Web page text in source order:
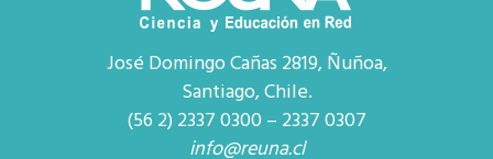
José Domingo Cañas 2819, Ñuñoa,
Santiago, Chile.
(56 2) 2337 0300 – 2337 0307
info@reuna.cl